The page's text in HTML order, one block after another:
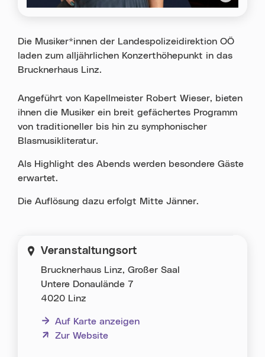
Die Musiker*innen der Landespolizeidirektion OÖ
laden zum alljährlichen Konzerthöhepunkt in das
Brucknerhaus Linz.
Angeführt von Kapellmeister Robert Wieser, bieten
ihnen die Musiker ein breit gefächertes Programm
von traditioneller bis hin zu symphonischer
Blasmusikliteratur.
Als Highlight des Abends werden besondere Gäste
erwartet.
Die Auflösung dazu erfolgt Mitte Jänner.
Veranstaltungsort
Brucknerhaus Linz, Großer Saal
Untere Donaulände 7
4020 Linz
Auf Karte anzeigen
Zur Website
(neues Fenster)